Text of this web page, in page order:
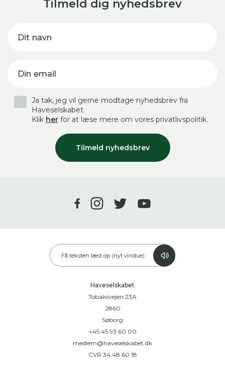
Tilmeld dig nyhedsbrev
Dit navn
Din email
Tilmeld nyhedsbrev
Ja tak, jeg vil gerne modtage nyhedsbrev fra
Haveselskabet.
Klik her for at læse mere om vores privatlivspolitik.
Få teksten læst op (nyt vindue)
Haveselskabet
Tobaksvejen 23A
2860
Søborg
+45 45 93 60 00
medlem@haveselskabet.dk
CVR 34 48 60 18